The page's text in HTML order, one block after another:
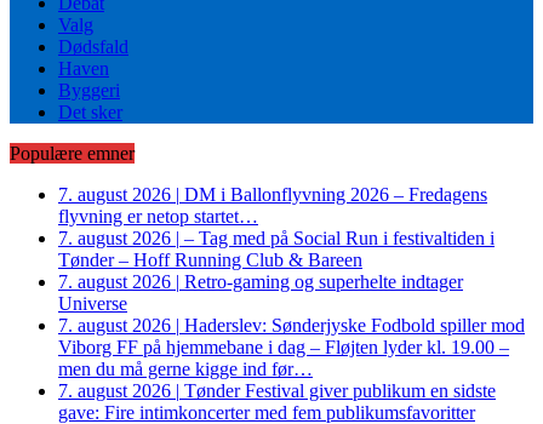
Valg
Dødsfald
Haven
Byggeri
Det sker
Populære emner
7. august 2026 | DM i Ballonflyvning 2026 – Fredagens
flyvning er netop startet…
7. august 2026 | – Tag med på Social Run i festivaltiden i
Tønder – Hoff Running Club & Bareen
7. august 2026 | Retro-gaming og superhelte indtager
Universe
7. august 2026 | Haderslev: Sønderjyske Fodbold spiller mod
Viborg FF på hjemmebane i dag – Fløjten lyder kl. 19.00 –
men du må gerne kigge ind før…
7. august 2026 | Tønder Festival giver publikum en sidste
gave: Fire intimkoncerter med fem publikumsfavoritter